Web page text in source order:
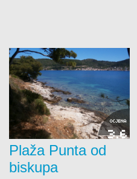
OCJENA
3.6
Plaža Punta od
biskupa